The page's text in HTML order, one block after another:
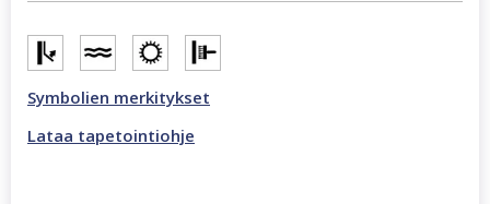
CL62A
määrä
Symbolien merkitykset
Lataa tapetointiohje